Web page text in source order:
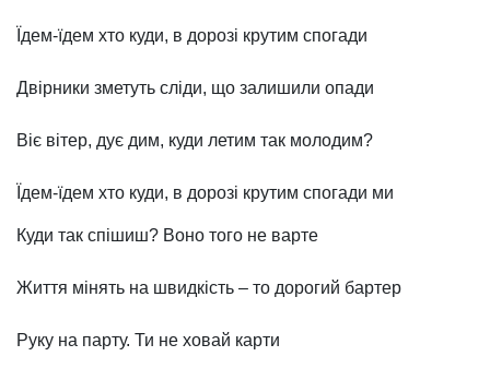
Їдем-їдем хто куди, в дорозі крутим спогади
Двірники зметуть сліди, що залишили опади
Віє вітер, дує дим, куди летим так молодим?
Їдем-їдем хто куди, в дорозі крутим спогади ми
Куди так спішиш? Воно того не варте
Життя мінять на швидкість – то дорогий бартер
Руку на парту. Ти не ховай карти